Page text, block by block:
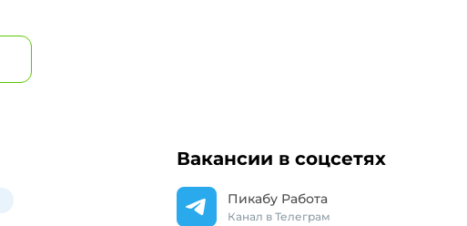
Вакансии в соцсетях
Пикабу Работа
Канал в Телеграм